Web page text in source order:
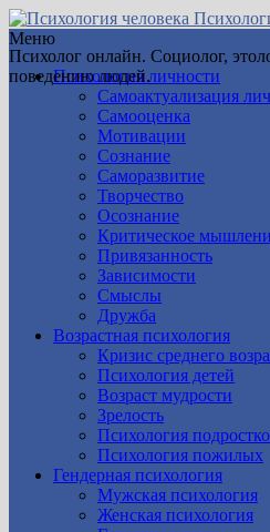
Психолог онлайн. Социолог,
поведению людей.
Меню
Психология личности
Самоактуализация
Самооценка
Мотивации
Сознание
Саморазвитие
Творчество
Осознание
Критическое
Привязанность
Зависимости
Смыслы
Дружба
Возрастная психология
Кризис среднего
Психология детей
Возраст мудрости
Зрелость
Психология
Психология пожилых
Гендерная психология
Мужская психология
Женская психология